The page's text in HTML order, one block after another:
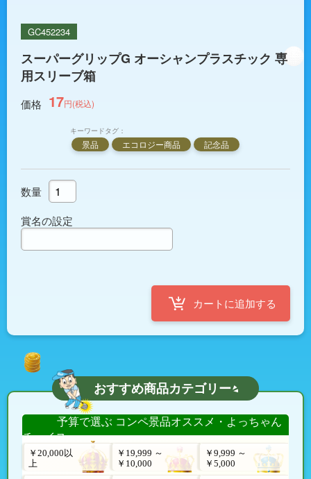
GC452234
スーパーグリップG オーシャンプラスチック 専
用スリーブ箱
価格 17円(税込)
キーワードタグ：
景品 エコロジー商品 記念品
数量
賞名の設定
おすすめ商品カテゴリー
予算で選ぶ コンペ景品オススメ・よっちゃん
チョイス
￥20,000以
上
￥19,999 ～
￥10,000
￥9,999 ～
￥5,000